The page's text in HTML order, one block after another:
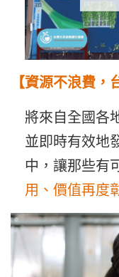
【資源不浪費，
將來自全國各
並即時有效地
中，讓那些有
用、價值再度